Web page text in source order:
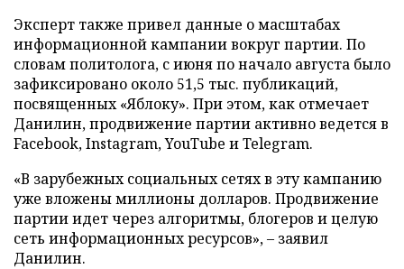
Эксперт также привел данные о масштабах
информационной кампании вокруг партии. По
словам политолога, с июня по начало августа было
зафиксировано около 51,5 тыс. публикаций,
посвященных «Яблоку». При этом, как отмечает
Данилин, продвижение партии активно ведется в
Facebook, Instagram, YouTube и Telegram.
«В зарубежных социальных сетях в эту кампанию
уже вложены миллионы долларов. Продвижение
партии идет через алгоритмы, блогеров и целую
сеть информационных ресурсов», – заявил
Данилин.